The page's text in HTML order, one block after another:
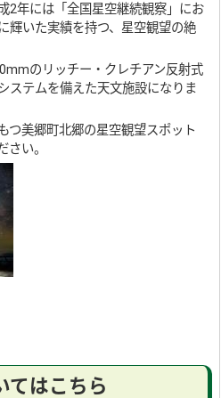
2年には「全国星空継続観察」にお
輝いた実績を持つ、星空観望の絶
のリッチー・クレチアン反射式
ステムを備えた天文施設になりま
つ美郷町北郷の星空観望スポット
さい。
てはこちら